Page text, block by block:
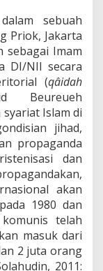
sebuah
Priok, Jakarta
sebagai Imam
DI/NII secara
(qâidah
Beureueh
Islam di
jihad,
propaganda
dan
akan
1980 dan
telah
masuk dari
2 juta orang
2011: